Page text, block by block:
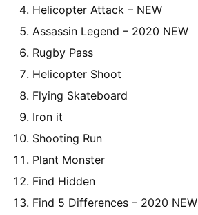
W
n
0
P
Helicopter Attack – NEW
Assassin Legend – 2020 NEW
Rugby Pass
Helicopter Shoot
Flying Skateboard
Iron it
Shooting Run
Plant Monster
Find Hidden
Find 5 Differences – 2020 NEW